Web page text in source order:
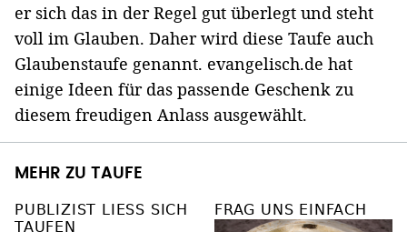
er sich das in der Regel gut überlegt und steht
voll im Glauben. Daher wird diese Taufe auch
Glaubenstaufe genannt. evangelisch.de hat
einige Ideen für das passende Geschenk zu
diesem freudigen Anlass ausgewählt.
MEHR ZU TAUFE
PUBLIZIST LIESS SICH T
AUFEN
FRAG UNS EINFACH